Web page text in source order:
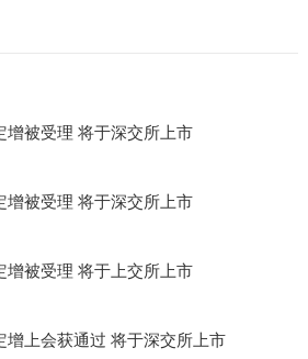
增被受理 将于深交所上市
增被受理 将于深交所上市
增被受理 将于上交所上市
增上会获通过 将于深交所上市